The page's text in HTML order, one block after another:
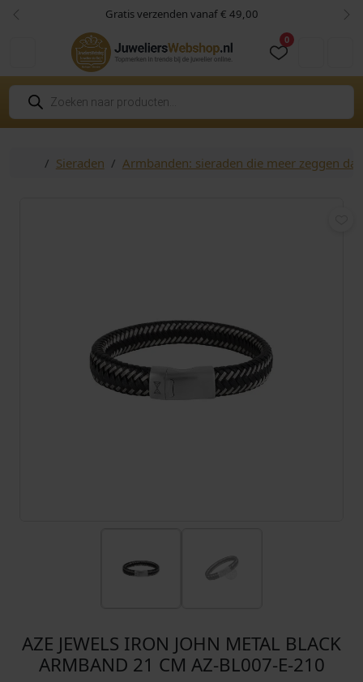
Skip to content
Skip to footer Gratis verzenden vanaf € 49,00
Vorige
0
P
o
d
HomeSieraden Armbanden: sieraden die meer zeggen
AZE JEWELS IRON JOHN METAL BLACK
ARMBAND 21 CM AZ-BL007-E-210